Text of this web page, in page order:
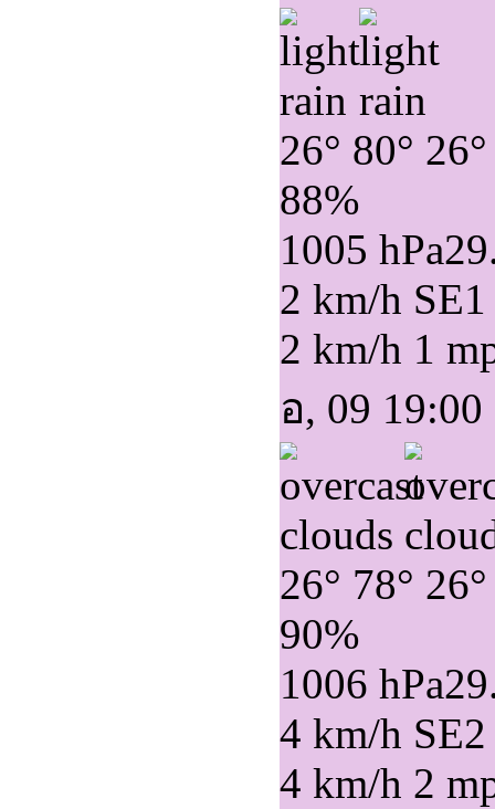
26° 80° 26°
88%
1005 hPa
2 km/h SE
2 km/h 1
อ, 09 19:00
26° 78° 26°
90%
1006 hPa
4 km/h SE
4 km/h 2